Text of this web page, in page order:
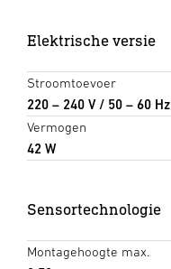
Elektrische versie
Stroomtoevoer
220 – 240 V / 50 – 60 Hz
Vermogen
42 W
Sensortechnologie
Montagehoogte max.